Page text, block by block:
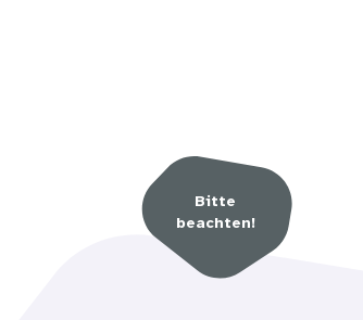
Bitte
beachten!